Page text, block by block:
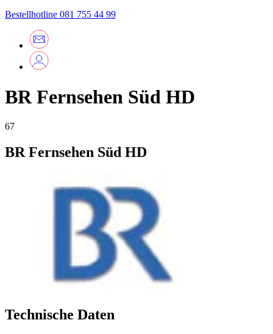
Bestellhotline 081 755 44 99
BR Fernsehen Süd HD
67
BR Fernsehen Süd HD
Technische Daten